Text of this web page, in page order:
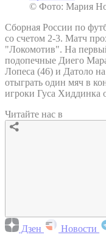
© Фото: Мария
Сборная России по
со счетом 2-3. Матч
"Локомотив". На
подопечные Диего
Лопеса (46) и Датоло
отыграть один мяч в
игроки Гуса Хиддинка
Читайте нас в
Дзен Новости